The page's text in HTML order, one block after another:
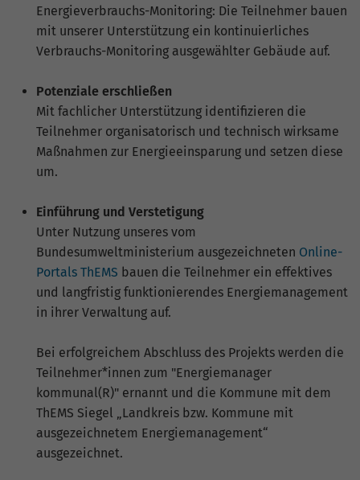
Energieverbrauchs-Monitoring: Die Teilnehmer bauen
mit unserer Unterstützung ein kontinuierliches
Verbrauchs-Monitoring ausgewählter Gebäude auf.
Potenziale erschließen
Mit fachlicher Unterstützung identifizieren die
Teilnehmer organisatorisch und technisch wirksame
Maßnahmen zur Energieeinsparung und setzen diese
um.
Einführung und Verstetigung
Unter Nutzung unseres vom
Bundesumweltministerium ausgezeichneten Online-
Portals ThEMS bauen die Teilnehmer ein effektives
und langfristig funktionierendes Energiemanagement
in ihrer Verwaltung auf.
Bei erfolgreichem Abschluss des Projekts werden die
Teilnehmer*innen zum "Energiemanager
kommunal(R)" ernannt und die Kommune mit dem
ThEMS Siegel „Landkreis bzw. Kommune mit
ausgezeichnetem Energiemanagement“
ausgezeichnet.